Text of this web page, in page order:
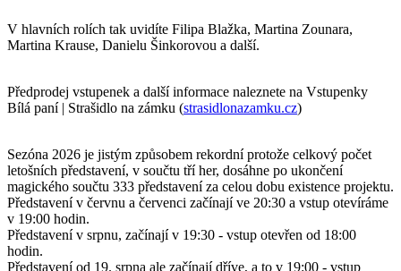
V hlavních rolích tak uvidíte Filipa Blažka, Martina Zounara,
Martina Krause, Danielu Šinkorovou a další.
Předprodej vstupenek a další informace naleznete na Vstupenky
Bílá paní | Strašidlo na zámku (strasidlonazamku.cz)
Sezóna 2026 je jistým způsobem rekordní protože celkový počet
letošních představení, v součtu tří her, dosáhne po ukončení
magického součtu 333 představení za celou dobu existence projektu.
Představení v červnu a červenci začínají ve 20:30 a vstup otevíráme
v 19:00 hodin.
Představení v srpnu, začínají v 19:30 - vstup otevřen od 18:00
hodin.
Představení od 19. srpna ale začínají dříve, a to v 19:00 - vstup